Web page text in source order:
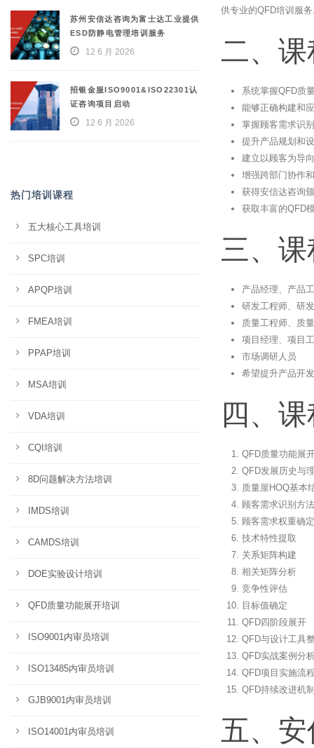
供专业的QFD培训服
二、
系统掌握QFD质
能够正确构建和
掌握顾客需求识
提升产品规划和
建立以顾客为导
增强跨部门协作
获得安信达咨询
获取丰富的QFD
三、
产品经理、产品
研发工程师、研
质量工程师、质
项目经理、项目
市场调研人员
希望提升产品开
四、
QFD质量功能展
QFD发展历史与
质量屋HOQ基本
顾客需求识别方法
顾客需求权重确定
技术特性提取
关系矩阵构建
相关矩阵分析
竞争性评估
目标值确定
QFD四阶段展开
QFD与设计工具
QFD实战案例分
QFD项目实施流
QFD持续改进机
五、
苏州安信达咨询为富士达工业提供
ESD防静电管理培训服务
12 6 月 2026
招银金服ISO9001&ISO22301认
证咨询项目启动
12 6 月 2026
热门培训课程
五大核心工具培训
SPC培训
APQP培训
FMEA培训
PPAP培训
MSA培训
VDA培训
CQI培训
8D问题解决方法培训
IMDS培训
CAMDS培训
DOE实验设计培训
QFD质量功能展开培训
ISO9001内审员培训
ISO13485内审员培训
GJB9001内审员培训
ISO14001内审员培训